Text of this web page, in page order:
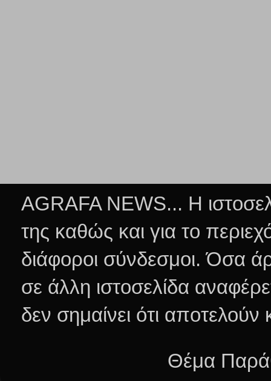
AGRAFA NEWS... Η
της καθώς και για το
διάφοροι σύνδεσμοι.Όσα
σε άλλη ιστοσελίδα
δεν σημαίνει ότι
Θέμα